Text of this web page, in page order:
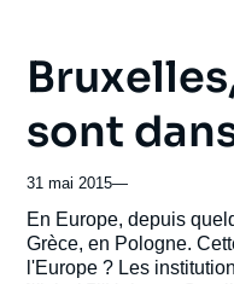
sont
31 mai 2015—
Accroche
En Europe, depuis
Grèce, en Pologne.
l'Europe ? Les